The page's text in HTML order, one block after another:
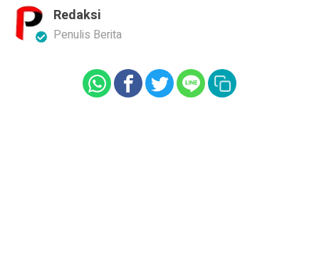
Redaksi
Penulis Berita